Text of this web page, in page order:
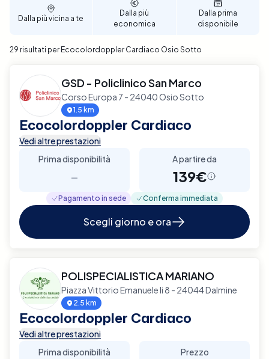
affidabile e di qualità.
Dalla più vicina a te
Dalla più
economica
Dalla prima
disponibile
29 risultati per Ecocolordoppler Cardiaco Osio Sotto
GSD - Policlinico San Marco
Corso Europa 7 - 24040 Osio Sotto
1.5 km
Ecocolordoppler Cardiaco
Vedi altre prestazioni
Prima disponibilità
-
A partire da
139€
Pagamento in sede Conferma immediata
Scegli giorno e ora
POLISPECIALISTICA MARIANO
Piazza Vittorio Emanuele Ii 8 - 24044 Dalmine
2.5 km
Ecocolordoppler Cardiaco
Vedi altre prestazioni
Prima disponibilità
Prezzo